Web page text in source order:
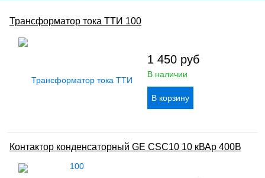
Трансформатор тока ТТИ 100
1 450 руб
В наличии
Контактор конденсаторный GE CSC10 10 кВАр 400В